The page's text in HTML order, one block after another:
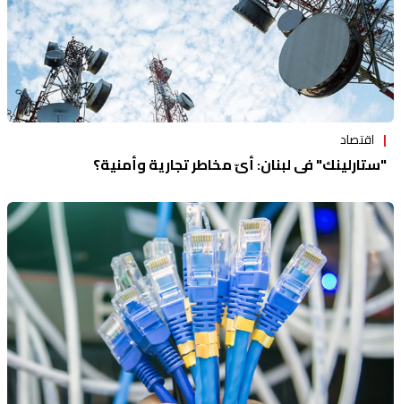
اقتصاد
"ستارلينك" في لبنان: أيّ مخاطر تجارية وأمنية؟